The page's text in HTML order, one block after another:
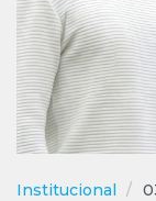
Institucional